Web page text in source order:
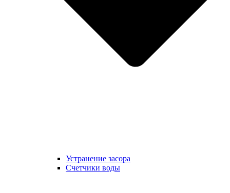
Устранение засора
Счетчики воды